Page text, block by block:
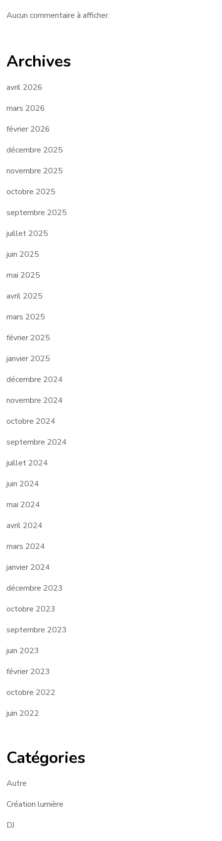
Aucun commentaire à afficher.
Archives
avril 2026
mars 2026
février 2026
décembre 2025
novembre 2025
octobre 2025
septembre 2025
juillet 2025
juin 2025
mai 2025
avril 2025
mars 2025
février 2025
janvier 2025
décembre 2024
novembre 2024
octobre 2024
septembre 2024
juillet 2024
juin 2024
mai 2024
avril 2024
mars 2024
janvier 2024
décembre 2023
octobre 2023
septembre 2023
juin 2023
février 2023
octobre 2022
juin 2022
Catégories
Autre
Création lumière
DJ